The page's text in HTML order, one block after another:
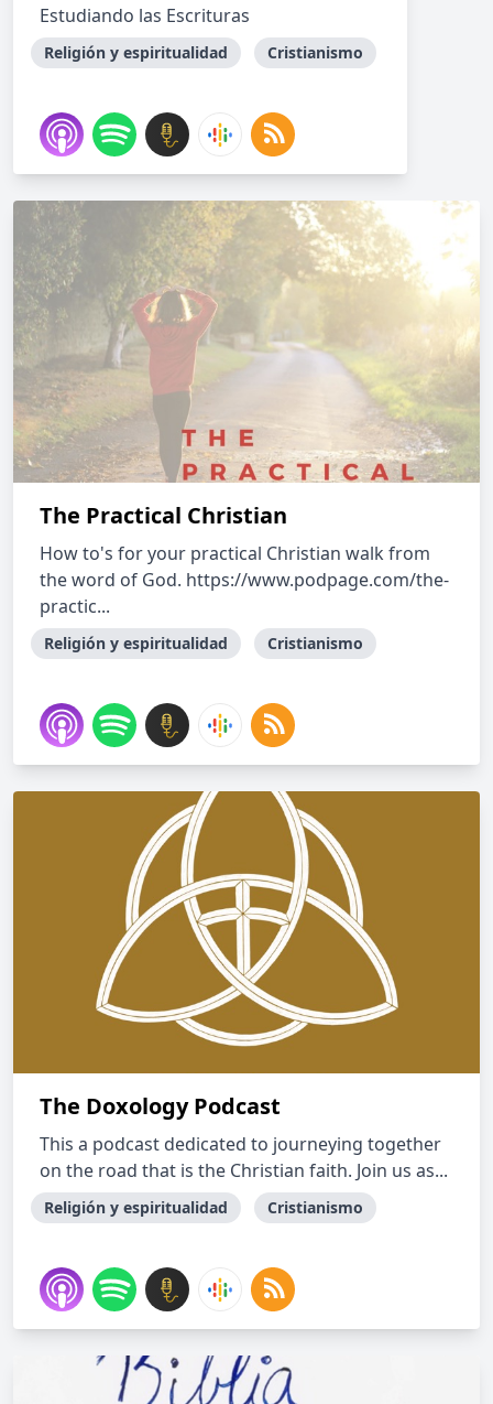
Estudiando las Escrituras
Religión y espiritualidad Cristianismo
The Practical Christian
How to's for your practical Christian walk from
the word of God. https://www.podpage.com/the-
practic...
Religión y espiritualidad Cristianismo
The Doxology Podcast
This a podcast dedicated to journeying together
on the road that is the Christian faith. Join us as...
Religión y espiritualidad Cristianismo